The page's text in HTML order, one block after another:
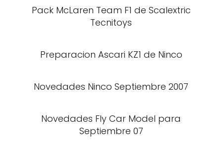
Pack McLaren Team F1 de Scalextric
Tecnitoys
Preparacion Ascari KZ1 de Ninco
Novedades Ninco Septiembre 2007
Novedades Fly Car Model para
Septiembre 07